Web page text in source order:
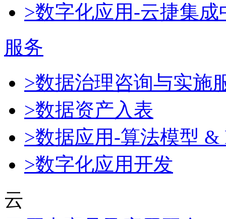
>数字化应用-云捷集成
服务
>数据治理咨询与实施
>数据资产入表
>数据应用-算法模型 &
>数字化应用开发
云